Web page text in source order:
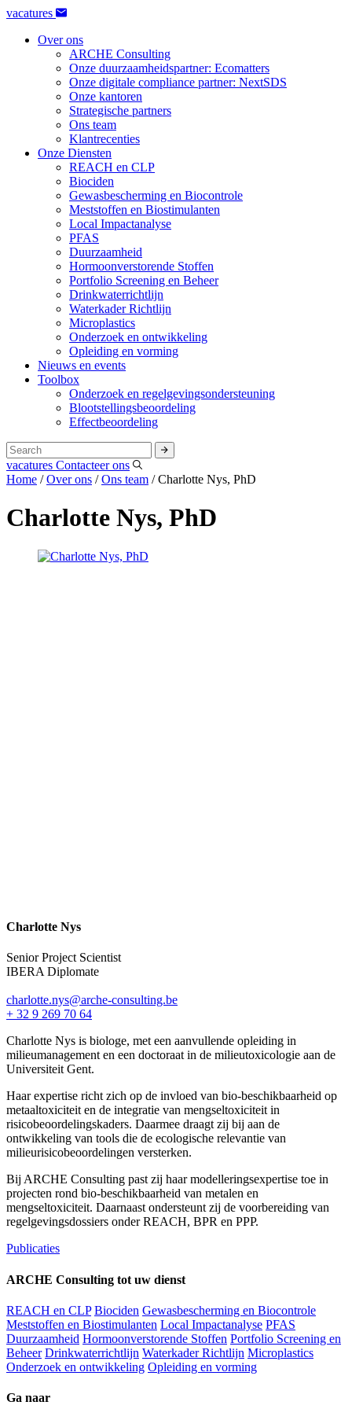
vacatures
Over ons
ARCHE Consulting
Onze duurzaamheidspartner: Ecomatters
Onze digitale compliance partner: NextSDS
Onze kantoren
Strategische partners
Ons team
Klantrecenties
Onze Diensten
REACH en CLP
Biociden
Gewasbescherming en Biocontrole
Meststoffen en Biostimulanten
Local Impactanalyse
PFAS
Duurzaamheid
Hormoonverstorende Stoffen
Portfolio Screening en Beheer
Drinkwaterrichtlijn
Waterkader Richtlijn
Microplastics
Onderzoek en ontwikkeling
Opleiding en vorming
Nieuws en events
Toolbox
Onderzoek en regelgevingsondersteuning
Blootstellingsbeoordeling
Effectbeoordeling
vacatures Contacteer ons
Home /Over ons /Ons team /Charlotte Nys, PhD
Charlotte Nys, PhD
Charlotte Nys
Senior Project Scientist
IBERA Diplomate
charlotte.nys@arche-consulting.be
+ 32 9 269 70 64
Charlotte Nys is biologe, met een aanvullende opleiding in
milieumanagement en een doctoraat in de milieutoxicologie aan de
Universiteit Gent.
Haar expertise richt zich op de invloed van bio-beschikbaarheid op
metaaltoxiciteit en de integratie van mengseltoxiciteit in
risicobeoordelingskaders. Daarmee draagt zij bij aan de
ontwikkeling van tools die de ecologische relevantie van
milieurisicobeoordelingen versterken.
Bij ARCHE Consulting past zij haar modelleringsexpertise toe in
projecten rond bio-beschikbaarheid van metalen en
mengseltoxiciteit. Daarnaast ondersteunt zij de voorbereiding van
regelgevingsdossiers onder REACH, BPR en PPP.
Publicaties
ARCHE Consulting tot uw dienst
REACH en CLP Biociden Gewasbescherming en Biocontrole
Meststoffen en Biostimulanten Local Impactanalyse PFAS
Duurzaamheid Hormoonverstorende Stoffen Portfolio Screening en
Beheer Drinkwaterrichtlijn Waterkader Richtlijn Microplastics
Onderzoek en ontwikkeling Opleiding en vorming
Ga naar